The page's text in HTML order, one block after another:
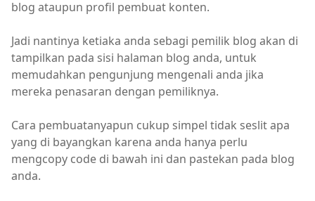
blog ataupun profil pembuat konten.
Jadi nantinya ketiaka anda sebagi pemilik blog akan di
tampilkan pada sisi halaman blog anda, untuk
memudahkan pengunjung mengenali anda jika
mereka penasaran dengan pemiliknya.
Cara pembuatanyapun cukup simpel tidak seslit apa
yang di bayangkan karena anda hanya perlu
mengcopy code di bawah ini dan pastekan pada blog
anda.